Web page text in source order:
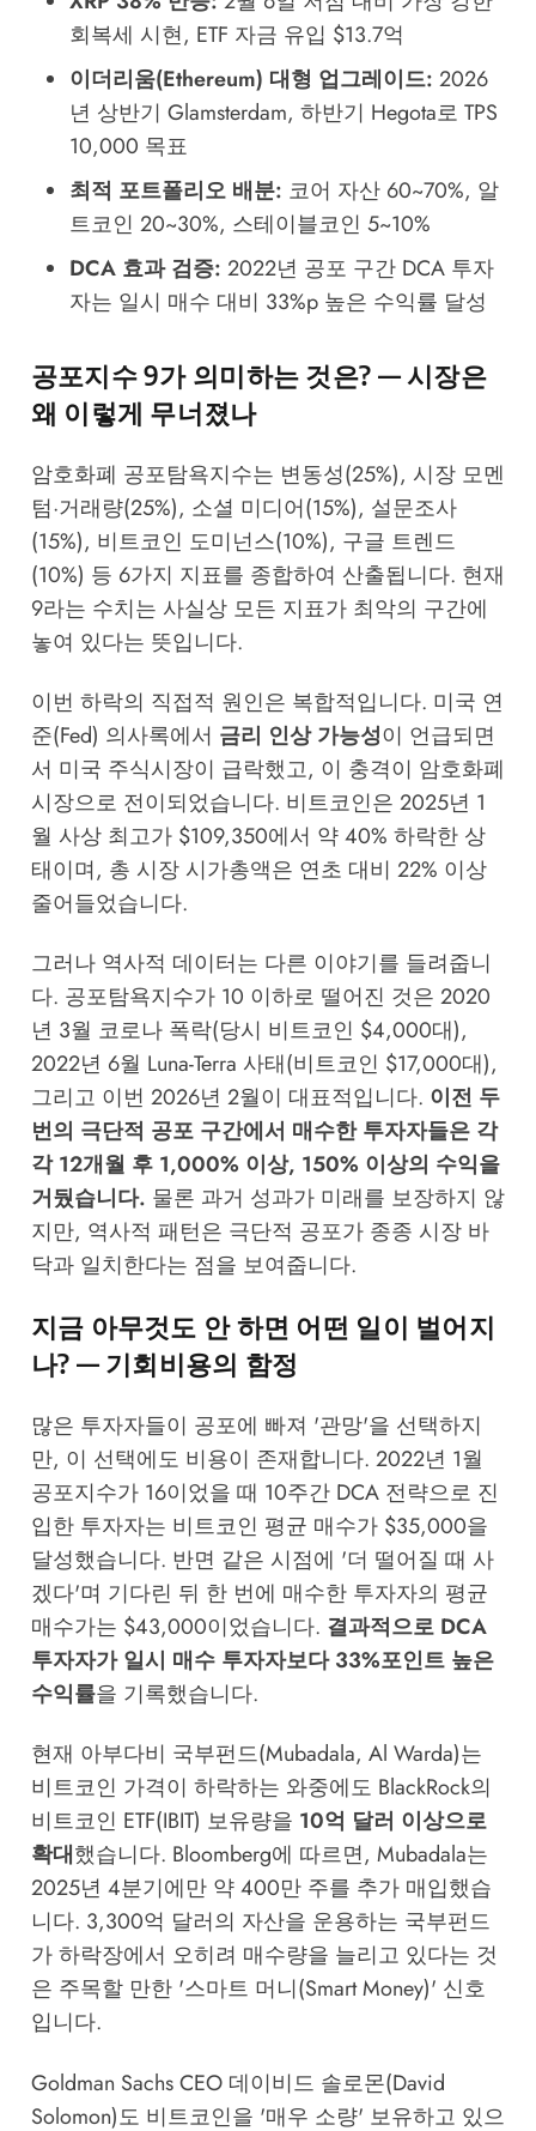
회복세 시현, ETF 자금 유입 $13.7억
이더리움(Ethereum) 대형 업그레이드: 2026
년 상반기 Glamsterdam, 하반기 Hegota로 TPS
10,000 목표
최적 포트폴리오 배분: 코어 자산 60~70%, 알
트코인 20~30%, 스테이블코인 5~10%
DCA 효과 검증: 2022년 공포 구간 DCA 투자
자는 일시 매수 대비 33%p 높은 수익률 달성
공포지수 9가 의미하는 것은? — 시장은
왜 이렇게 무너졌나
암호화폐 공포탐욕지수는 변동성(25%), 시장 모멘
텀·거래량(25%), 소셜 미디어(15%), 설문조사
(15%), 비트코인 도미넌스(10%), 구글 트렌드
(10%) 등 6가지 지표를 종합하여 산출됩니다. 현재
9라는 수치는 사실상 모든 지표가 최악의 구간에
놓여 있다는 뜻입니다.
이번 하락의 직접적 원인은 복합적입니다. 미국 연
준(Fed) 의사록에서 금리 인상 가능성이 언급되면
서 미국 주식시장이 급락했고, 이 충격이 암호화폐
시장으로 전이되었습니다. 비트코인은 2025년 1
월 사상 최고가 $109,350에서 약 40% 하락한 상
태이며, 총 시장 시가총액은 연초 대비 22% 이상
줄어들었습니다.
그러나 역사적 데이터는 다른 이야기를 들려줍니
다. 공포탐욕지수가 10 이하로 떨어진 것은 2020
년 3월 코로나 폭락(당시 비트코인 $4,000대),
2022년 6월 Luna-Terra 사태(비트코인 $17,000대),
그리고 이번 2026년 2월이 대표적입니다. 이전 두
번의 극단적 공포 구간에서 매수한 투자자들은 각
각 12개월 후 1,000% 이상, 150% 이상의 수익을
거뒀습니다. 물론 과거 성과가 미래를 보장하지 않
지만, 역사적 패턴은 극단적 공포가 종종 시장 바
닥과 일치한다는 점을 보여줍니다.
지금 아무것도 안 하면 어떤 일이 벌어지
나? — 기회비용의 함정
많은 투자자들이 공포에 빠져 '관망'을 선택하지
만, 이 선택에도 비용이 존재합니다. 2022년 1월
공포지수가 16이었을 때 10주간 DCA 전략으로 진
입한 투자자는 비트코인 평균 매수가 $35,000을
달성했습니다. 반면 같은 시점에 '더 떨어질 때 사
겠다'며 기다린 뒤 한 번에 매수한 투자자의 평균
매수가는 $43,000이었습니다. 결과적으로 DCA
투자자가 일시 매수 투자자보다 33%포인트 높은
수익률을 기록했습니다.
현재 아부다비 국부펀드(Mubadala, Al Warda)는
비트코인 가격이 하락하는 와중에도 BlackRock의
비트코인 ETF(IBIT) 보유량을 10억 달러 이상으로
확대했습니다. Bloomberg에 따르면, Mubadala는
2025년 4분기에만 약 400만 주를 추가 매입했습
니다. 3,300억 달러의 자산을 운용하는 국부펀드
가 하락장에서 오히려 매수량을 늘리고 있다는 것
은 주목할 만한 '스마트 머니(Smart Money)' 신호
입니다.
Goldman Sachs CEO 데이비드 솔로몬(David
Solomon)도 비트코인을 '매우 소량' 보유하고 있으